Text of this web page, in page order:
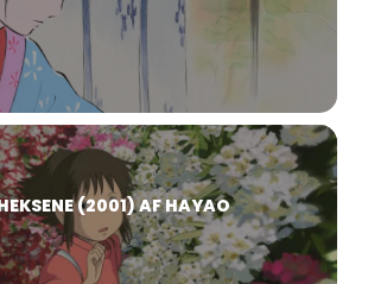
(2001) AF HAYAO